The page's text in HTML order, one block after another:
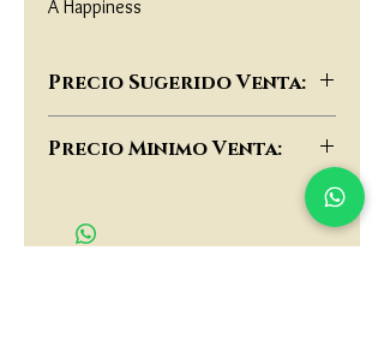
A Happiness
Precio Sugerido Venta:
Precio Minimo Venta: